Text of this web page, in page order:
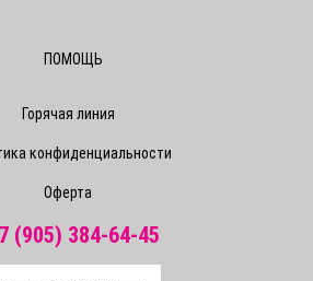
ПОМОЩЬ
Горячая линия
конфиденциальности
Оферта
(905) 384-64-45